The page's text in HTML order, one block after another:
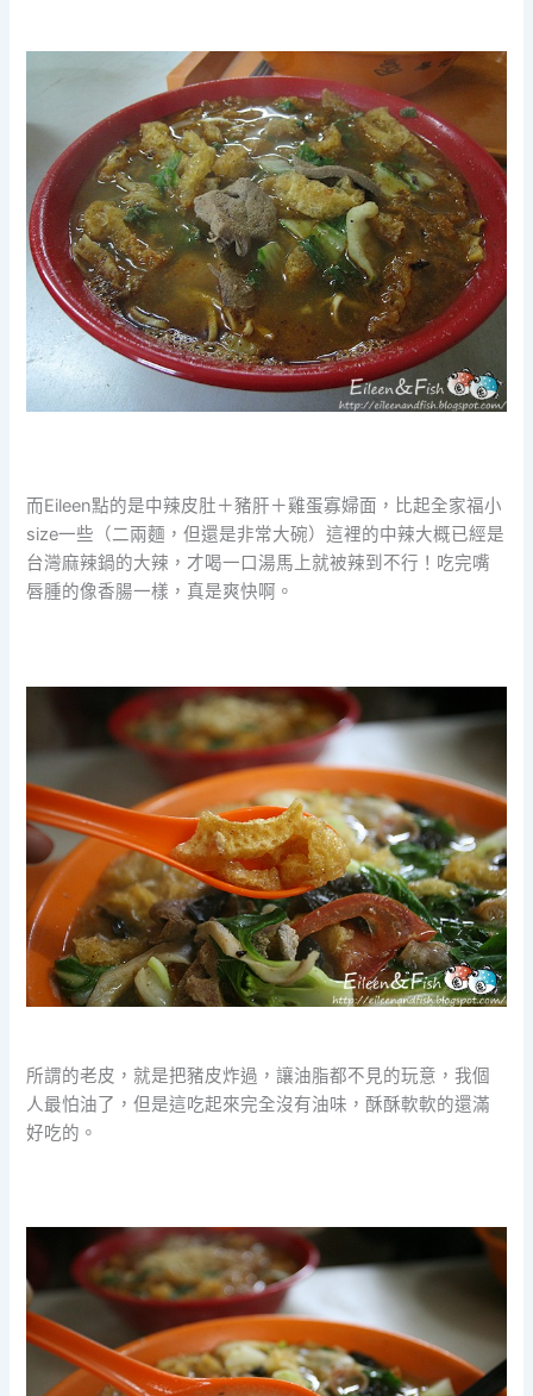
而Eileen點的是中辣皮肚＋豬肝＋雞蛋寡婦面，比起全家福小
size一些（二兩麵，但還是非常大碗）這裡的中辣大概已經是
台灣麻辣鍋的大辣，才喝一口湯馬上就被辣到不行！吃完嘴
唇腫的像香腸一樣，真是爽快啊。
所謂的老皮，就是把豬皮炸過，讓油脂都不見的玩意，我個
人最怕油了，但是這吃起來完全沒有油味，酥酥軟軟的還滿
好吃的。